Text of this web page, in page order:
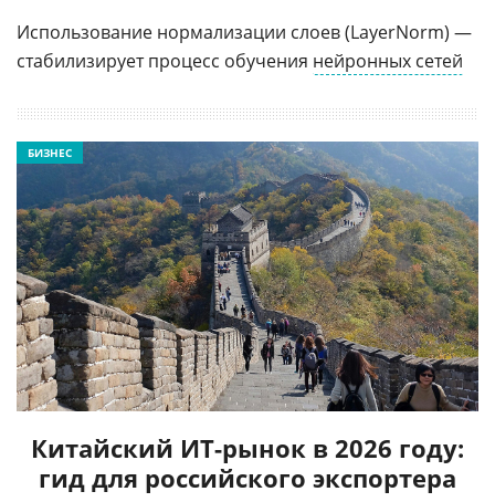
Использование нормализации слоев (LayerNorm) —
стабилизирует процесс обучения нейронных сетей
Китайский ИТ-рынок в 2026 году:
гид для российского экспортера
БИЗНЕС